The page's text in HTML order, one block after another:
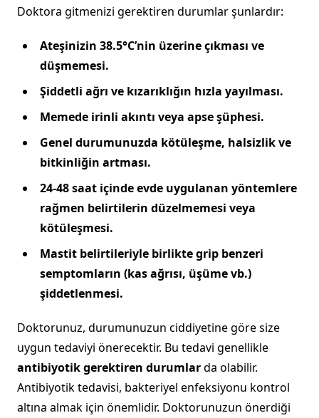
Doktora gitmenizi gerektiren durumlar şunlardır:
Ateşinizin 38.5°C’nin üzerine çıkması ve
düşmemesi.
Şiddetli ağrı ve kızarıklığın hızla yayılması.
Memede irinli akıntı veya apse şüphesi.
Genel durumunuzda kötüleşme, halsizlik ve
bitkinliğin artması.
24-48 saat içinde evde uygulanan yöntemlere
rağmen belirtilerin düzelmemesi veya
kötüleşmesi.
Mastit belirtileriyle birlikte grip benzeri
semptomların (kas ağrısı, üşüme vb.)
şiddetlenmesi.
Doktorunuz, durumunuzun ciddiyetine göre size
uygun tedaviyi önerecektir. Bu tedavi genellikle
antibiyotik gerektiren durumlarda olabilir.
Antibiyotik tedavisi, bakteriyel enfeksiyonu kontrol
altına almak için önemlidir. Doktorunuzun önerdiği